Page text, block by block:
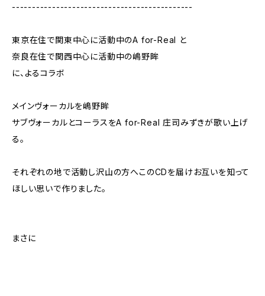
---------------------------------------------
東京在住で関東中心に活動中のA for-Real と
奈良在住で関西中心に活動中の嶋野眸
に、よるコラボ
メインヴォーカルを嶋野眸
サブヴォーカルとコーラスをA for-Real 庄司みずきが歌い上げ
る。
それぞれの地で活動し沢山の方へこのCDを届けお互いを知って
ほしい思いで作りました。
まさに